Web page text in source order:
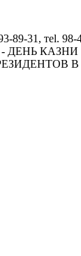
тel. 98-
ДЕHЬ